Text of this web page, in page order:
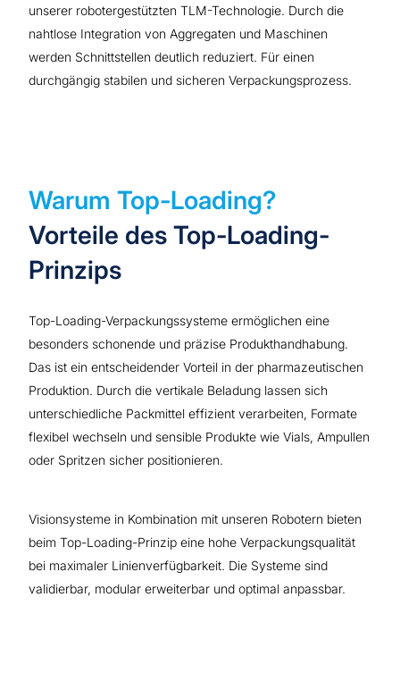
unserer robotergestützten TLM-Technologie. Durch die
nahtlose Integration von Aggregaten und Maschinen
werden Schnittstellen deutlich reduziert. Für einen
durchgängig stabilen und sicheren Verpackungsprozess.
Warum Top-Loading?
Vorteile des Top-Loading-
Prinzips
Top-Loading-Verpackungssysteme ermöglichen eine
besonders schonende und präzise Produkthandhabung.
Das ist ein entscheidender Vorteil in der pharmazeutischen
Produktion. Durch die vertikale Beladung lassen sich
unterschiedliche Packmittel effizient verarbeiten, Formate
flexibel wechseln und sensible Produkte wie Vials, Ampullen
oder Spritzen sicher positionieren.
Visionsysteme in Kombination mit unseren Robotern bieten
beim Top-Loading-Prinzip eine hohe Verpackungsqualität
bei maximaler Linienverfügbarkeit. Die Systeme sind
validierbar, modular erweiterbar und optimal anpassbar.